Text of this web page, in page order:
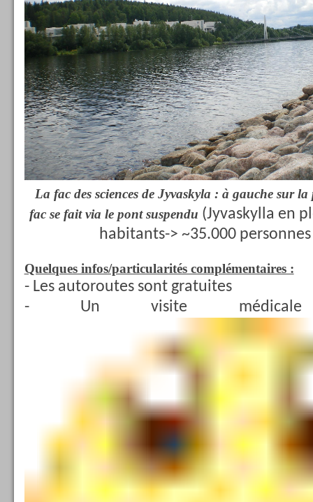
La fac des sciences deJyvaskyla : à gauche sur la
fac se fait via le pont suspendu (Jyvaskylla en
habitants-> ~35.000
Quelques infos/particularités complémentaires :
- Les autoroutes sont gratuites
- Un visite